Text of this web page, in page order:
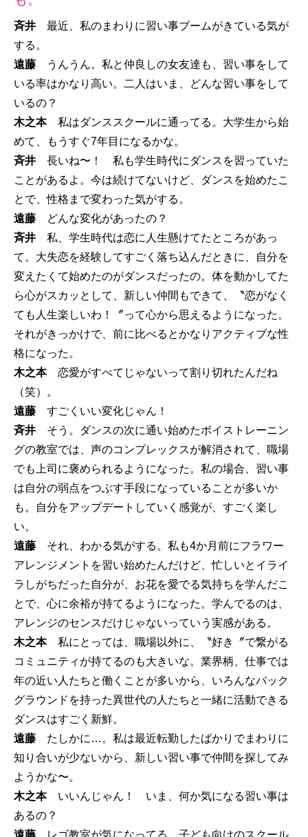
斉井 最近、私のまわりに習い事ブームがきている気が
する。
遠藤 うんうん。私と仲良しの女友達も、習い事をして
いる率はかなり高い。二人はいま、どんな習い事をして
いるの？
木之本私はダンススクールに通ってる。大学生から始
めて、もうすぐ7年目になるかな。
斉井 長いね〜！ 私も学生時代にダンスを習っていた
ことがあるよ。今は続けてないけど、ダンスを始めたこ
とで、性格まで変わった気がする。
遠藤 どんな変化があったの？
斉井 私、学生時代は恋に人生懸けてたところがあっ
て。大失恋を経験してすごく落ち込んだときに、自分を
変えたくて始めたのがダンスだったの。体を動かしてた
ら心がスカッとして、新しい仲間もできて、〝恋がなく
ても人生楽しいわ！〞って心から思えるようになった。
それがきっかけで、前に比べるとかなりアクティブな性
格になった。
木之本恋愛がすべてじゃないって割り切れたんだね
（笑）。
遠藤 すごくいい変化じゃん！
斉井 そう。ダンスの次に通い始めたボイストレーニン
グの教室では、声のコンプレックスが解消されて、職場
でも上司に褒められるようになった。私の場合、習い事
は自分の弱点をつぶす手段になっていることが多いか
も。自分をアップデートしていく感覚が、すごく楽し
い。
遠藤 それ、わかる気がする。私も4か月前にフラワー
アレンジメントを習い始めたんだけど、忙しいとイライ
ラしがちだった自分が、お花を愛でる気持ちを学んだこ
とで、心に余裕が持てるようになった。学んでるのは、
アレンジのセンスだけじゃないっていう実感がある。
木之本私にとっては、職場以外に、〝好き〞で繋がる
コミュニティが持てるのも大きいな。業界柄、仕事では
年の近い人たちと働くことが多いから、いろんなバック
グラウンドを持った異世代の人たちと一緒に活動できる
ダンスはすごく新鮮。
遠藤 たしかに…。私は最近転勤したばかりでまわりに
知り合いが少ないから、新しい習い事で仲間を探してみ
ようかな〜。
木之本いいんじゃん！ いま、何か気になる習い事は
あるの？
遠藤 レゴ教室が気になってる。子ども向けのスクール